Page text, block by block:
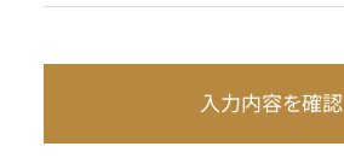
入力内容を確認